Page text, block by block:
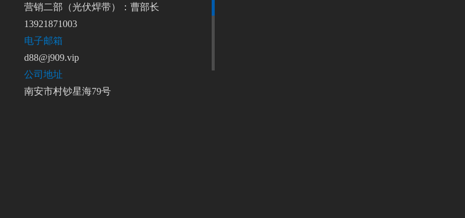
营销二部（光伏焊带）：曹部长
13921871003
电子邮箱
d88@j909.vip
公司地址
南安市村钞星海79号